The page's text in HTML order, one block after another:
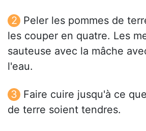
Peler les pommes de
les couper en quatre. Les
sauteuse avec la mâche
l'eau.
Faire cuire jusqu'à ce
de terre soient tendres.